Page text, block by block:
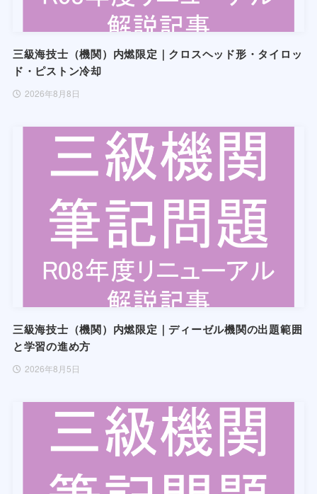
三級海技士（機関）内燃限定｜クロスヘッド形・タイロッ
ド・ピストン冷却
2026年8月8日
三級海技士（機関）内燃限定｜ディーゼル機関の出題範囲
と学習の進め方
2026年8月5日